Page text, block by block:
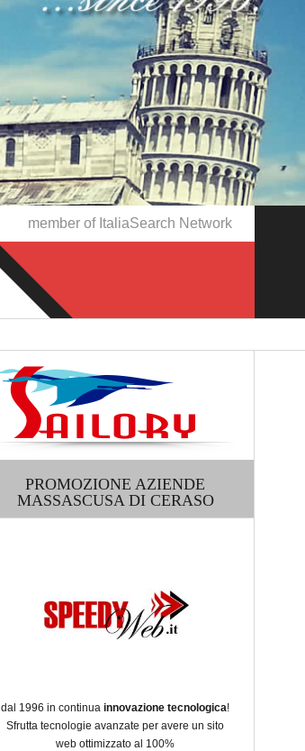
member of ItaliaSearch Network
PROMOZIONE AZIENDE
MASSASCUSA DI CERASO
dal 1996 in continua innovazione tecnologica!
Sfrutta tecnologie avanzate per avere un sito
web ottimizzato al 100%